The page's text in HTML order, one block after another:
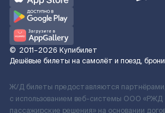
© 2011–2026 Купибилет
Дешёвые билеты на самолёт и поезд,
Ж/Д билеты предоставляются
с использованием веб-системы ООО «РЖД
пассажирские решения» на основании